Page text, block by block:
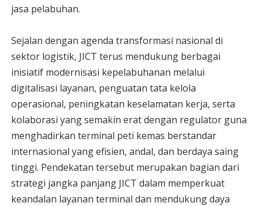
jasa pelabuhan.
Sejalan dengan agenda transformasi nasional di
sektor logistik, JICT terus mendukung berbagai
inisiatif modernisasi kepelabuhanan melalui
digitalisasi layanan, penguatan tata kelola
operasional, peningkatan keselamatan kerja, serta
kolaborasi yang semakin erat dengan regulator guna
menghadirkan terminal peti kemas berstandar
internasional yang efisien, andal, dan berdaya saing
tinggi. Pendekatan tersebut merupakan bagian dari
strategi jangka panjang JICT dalam memperkuat
keandalan layanan terminal dan mendukung daya